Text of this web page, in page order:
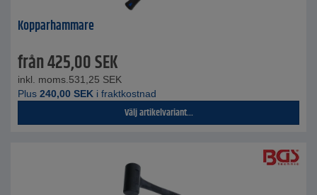
Kopparhammare
från425,00SEK
inkl. moms. 531,25 SEK
Plus 240,00 SEK i fraktkostnad
Välj artikelvariant...